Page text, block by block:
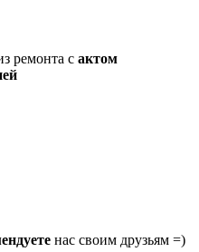
ремонта с актом
нас своим друзьям =)